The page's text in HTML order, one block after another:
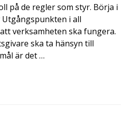
på de regler som styr. Börja i
i all
verksamheten ska fungera.
ska ta hänsyn till
är det …